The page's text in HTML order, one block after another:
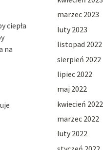
ciepła
na
marzec 2023
luty 2023
listopad 2022
sierpień 2022
lipiec 2022
maj 2022
kwiecień 2022
marzec 2022
luty 2022